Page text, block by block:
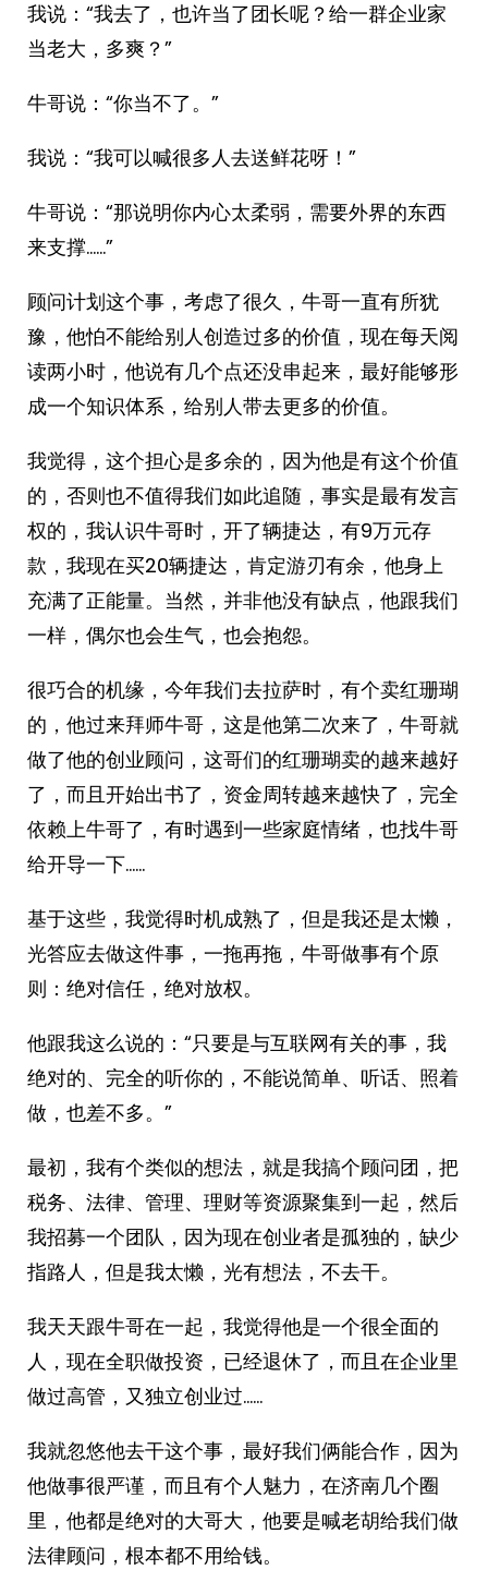
我说：“我去了，也许当了团长呢？给一群企业家
当老大，多爽？”
牛哥说：“你当不了。”
我说：“我可以喊很多人去送鲜花呀！”
牛哥说：“那说明你内心太柔弱，需要外界的东西
来支撑……”
顾问计划这个事，考虑了很久，牛哥一直有所犹
豫，他怕不能给别人创造过多的价值，现在每天阅
读两小时，他说有几个点还没串起来，最好能够形
成一个知识体系，给别人带去更多的价值。
我觉得，这个担心是多余的，因为他是有这个价值
的，否则也不值得我们如此追随，事实是最有发言
权的，我认识牛哥时，开了辆捷达，有9万元存
款，我现在买20辆捷达，肯定游刃有余，他身上
充满了正能量。当然，并非他没有缺点，他跟我们
一样，偶尔也会生气，也会抱怨。
很巧合的机缘，今年我们去拉萨时，有个卖红珊瑚
的，他过来拜师牛哥，这是他第二次来了，牛哥就
做了他的创业顾问，这哥们的红珊瑚卖的越来越好
了，而且开始出书了，资金周转越来越快了，完全
依赖上牛哥了，有时遇到一些家庭情绪，也找牛哥
给开导一下……
基于这些，我觉得时机成熟了，但是我还是太懒，
光答应去做这件事，一拖再拖，牛哥做事有个原
则：绝对信任，绝对放权。
他跟我这么说的：“只要是与互联网有关的事，我
绝对的、完全的听你的，不能说简单、听话、照着
做，也差不多。”
最初，我有个类似的想法，就是我搞个顾问团，把
税务、法律、管理、理财等资源聚集到一起，然后
我招募一个团队，因为现在创业者是孤独的，缺少
指路人，但是我太懒，光有想法，不去干。
我天天跟牛哥在一起，我觉得他是一个很全面的
人，现在全职做投资，已经退休了，而且在企业里
做过高管，又独立创业过……
我就忽悠他去干这个事，最好我们俩能合作，因为
他做事很严谨，而且有个人魅力，在济南几个圈
里，他都是绝对的大哥大，他要是喊老胡给我们做
法律顾问，根本都不用给钱。